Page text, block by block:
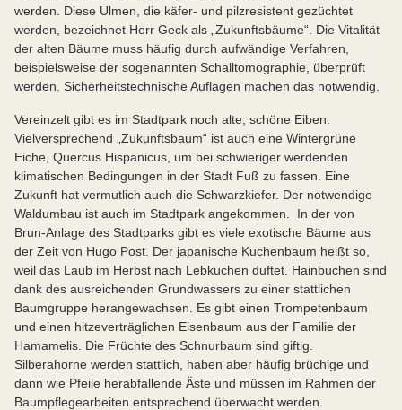
werden. Diese Ulmen, die käfer- und pilzresistent gezüchtet
werden, bezeichnet Herr Geck als „Zukunftsbäume“. Die Vitalität
der alten Bäume muss häufig durch aufwändige Verfahren,
beispielsweise der sogenannten Schalltomographie, überprüft
werden. Sicherheitstechnische Auflagen machen das notwendig.
Vereinzelt gibt es im Stadtpark noch alte, schöne Eiben.
Vielversprechend „Zukunftsbaum“ ist auch eine Wintergrüne
Eiche, Quercus Hispanicus, um bei schwieriger werdenden
klimatischen Bedingungen in der Stadt Fuß zu fassen. Eine
Zukunft hat vermutlich auch die Schwarzkiefer. Der notwendige
Waldumbau ist auch im Stadtpark angekommen. In der von
Brun-Anlage des Stadtparks gibt es viele exotische Bäume aus
der Zeit von Hugo Post. Der japanische Kuchenbaum heißt so,
weil das Laub im Herbst nach Lebkuchen duftet. Hainbuchen sind
dank des ausreichenden Grundwassers zu einer stattlichen
Baumgruppe herangewachsen. Es gibt einen Trompetenbaum
und einen hitzeverträglichen Eisenbaum aus der Familie der
Hamamelis. Die Früchte des Schnurbaum sind giftig.
Silberahorne werden stattlich, haben aber häufig brüchige und
dann wie Pfeile herabfallende Äste und müssen im Rahmen der
Baumpflegearbeiten entsprechend überwacht werden.